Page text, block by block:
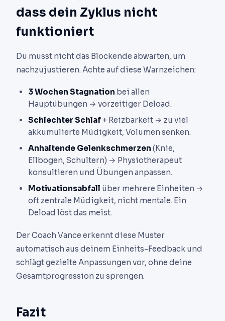
dass dein Zyklus nicht
funktioniert
Du musst nicht das Blockende abwarten, um
nachzujustieren. Achte auf diese Warnzeichen:
3 Wochen Stagnation bei allen
Hauptübungen → vorzeitiger Deload.
Schlechter Schlaf+ Reizbarkeit → zu viel
akkumulierte Müdigkeit, Volumen senken.
Anhaltende Gelenkschmerzen (Knie,
Ellbogen, Schultern) → Physiotherapeut
konsultieren und Übungen anpassen.
Motivationsabfall über mehrere Einheiten →
oft zentrale Müdigkeit, nicht mentale. Ein
Deload löst das meist.
Der Coach Vance erkennt diese Muster
automatisch aus deinem Einheits-Feedback und
schlägt gezielte Anpassungen vor, ohne deine
Gesamtprogression zu sprengen.
Fazit